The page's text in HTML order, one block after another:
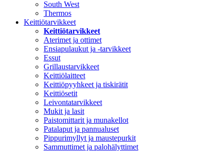
South West
Thermos
Keittiötarvikkeet
Keittiötarvikkeet
Aterimet ja ottimet
Ensiapulaukut ja -tarvikkeet
Essut
Grillaustarvikkeet
Keittiölaitteet
Keittiöpyyhkeet ja tiskirätit
Keittiösetit
Leivontatarvikkeet
Mukit ja lasit
Paistomittarit ja munakellot
Patalaput ja pannualuset
Pippurimyllyt ja maustepurkit
Sammuttimet ja palohälyttimet